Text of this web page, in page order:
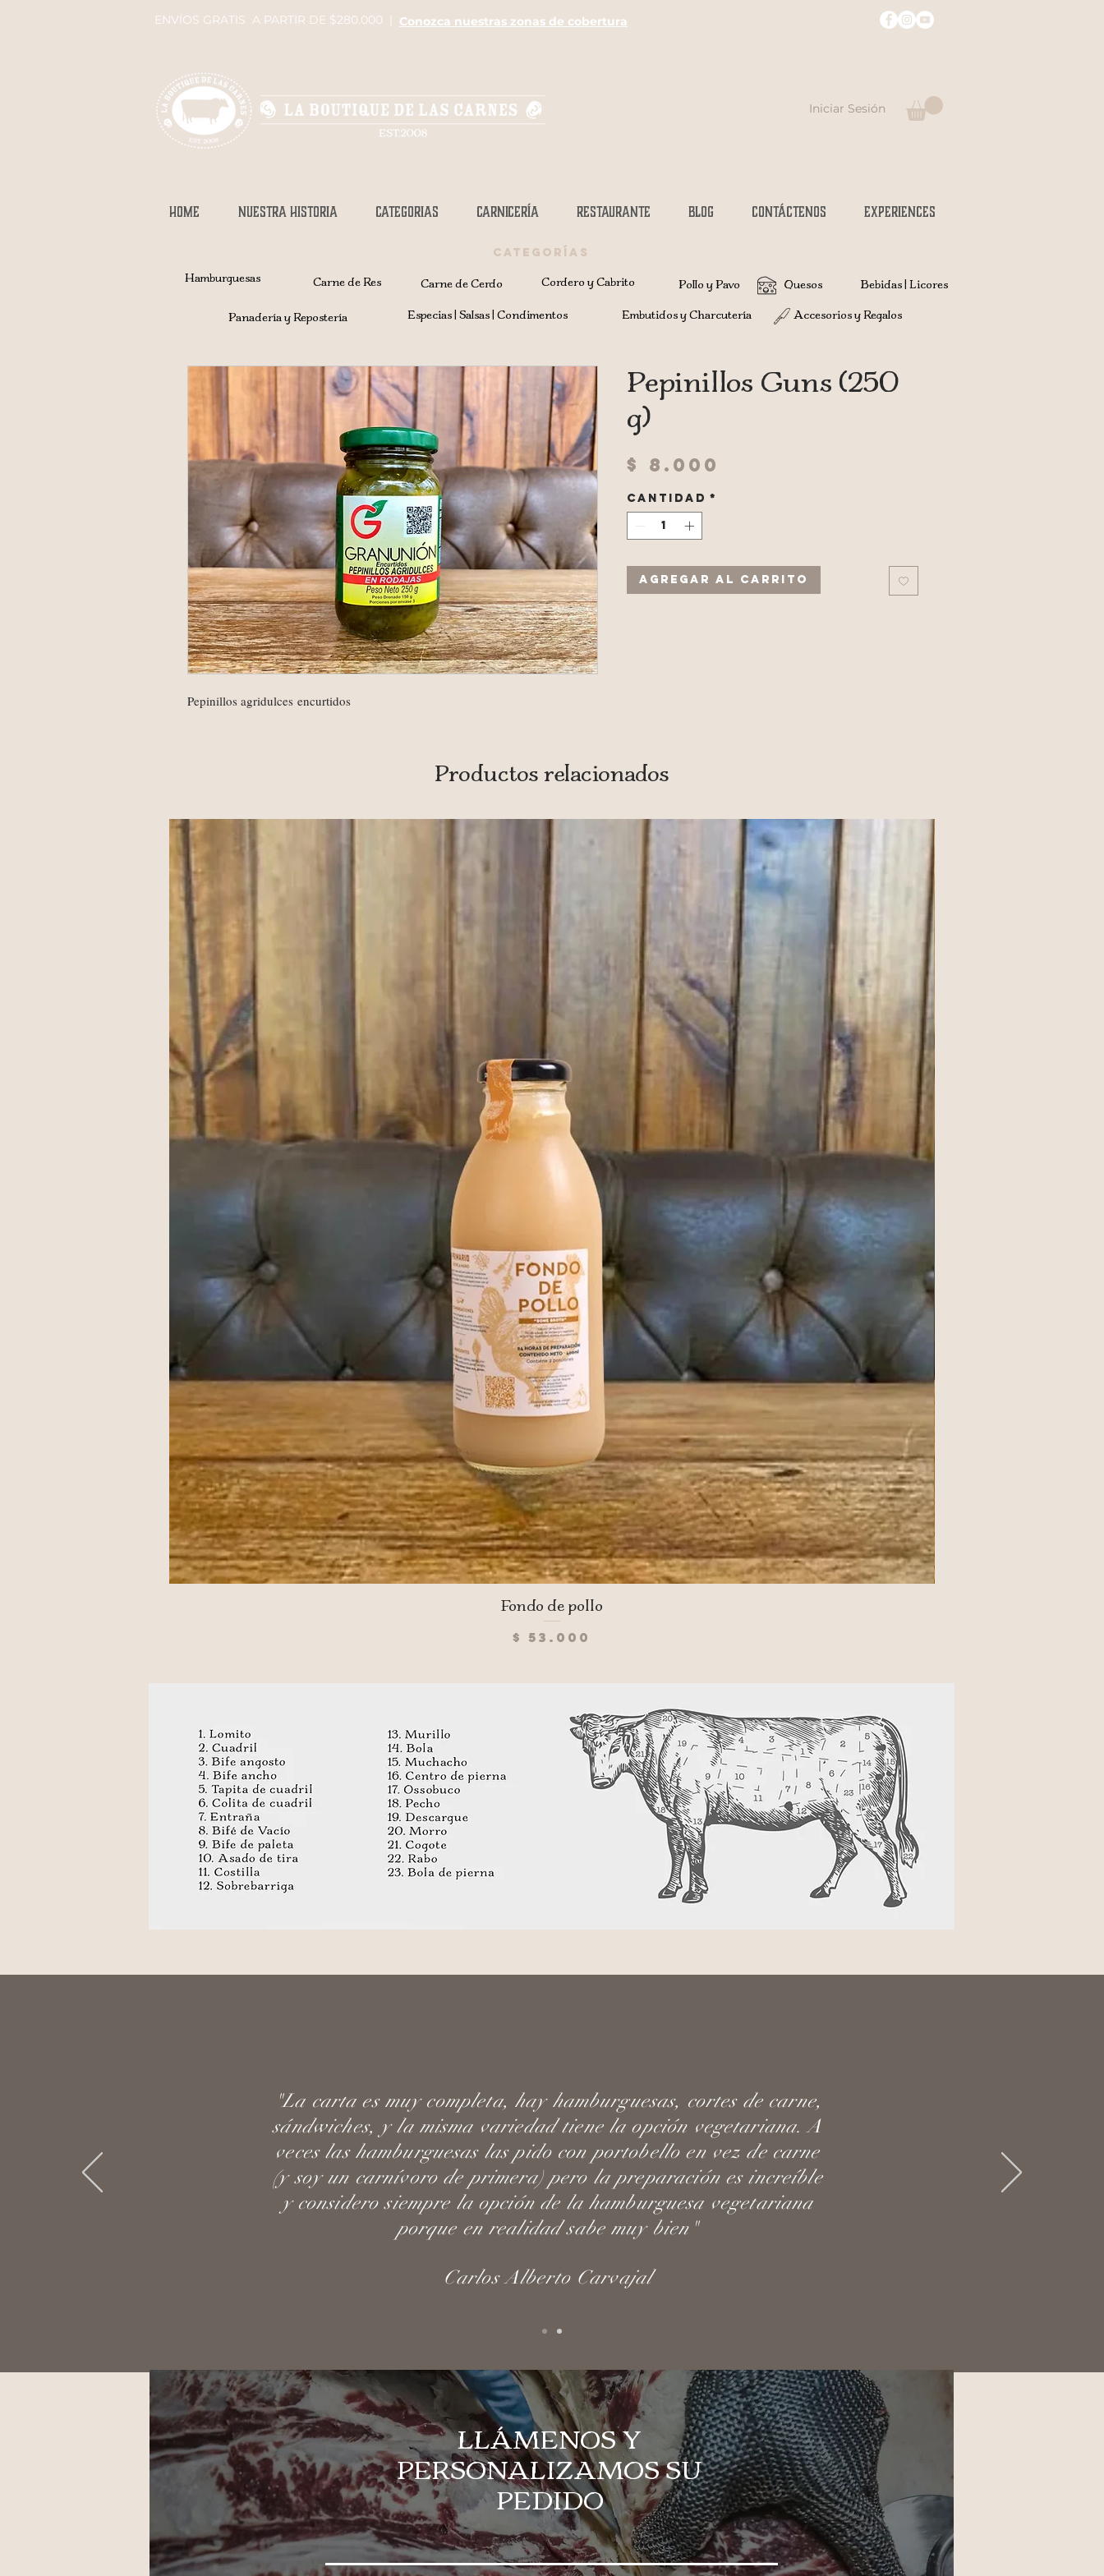
ENVÍOS GRATIS A PARTIR DE $280.000 | Conozca nuestras zonas de cobertura
Iniciar Sesión
HOME NUESTRA HISTORIA CATEGORIAS CARNICERÍA RESTAURANTE BLOG CONTÁCTENOS Experiences
CATEGORÍAS
Hamburguesas Carne de Res
Panadería y Repostería
Carne de Cerdo Cordero y Cabrito Pollo y Pavo
Especias | Salsas | Condimentos Embutidos y Charcutería
Quesos Bebidas | Licores
Accesorios y Regalos
Pepinillos agridulces encurtidos
Pepinillos Guns (250
g)
$ 8.000
Cantidad *
Agregar al carrito
Productos relacionados
Vista rápida
Fondo de pollo
Precio
$ 53.000
"La carta es muy completa, hay hamburguesas, cortes de carne,
sándwiches, y la misma variedad tiene la opción vegetariana. A
veces las hamburguesas las pido con portobello en vez de carne
(y soy un carnívoro de primera) pero la preparación es increíble
y considero siempre la opción de la hamburguesa vegetariana
porque en realidad sabe muy bien"
Carlos Alberto Carvajal
LLÁMENOS Y
PERSONALIZAMOS SU
PEDIDO